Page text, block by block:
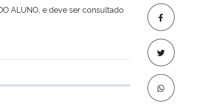
ALUNO, e deve ser consultado
transferência